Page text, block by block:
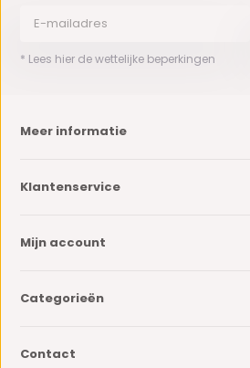
* Lees hier de wettelijke beperkingen
Meer informatie
Klantenservice
Mijn account
Categorieën
Contact